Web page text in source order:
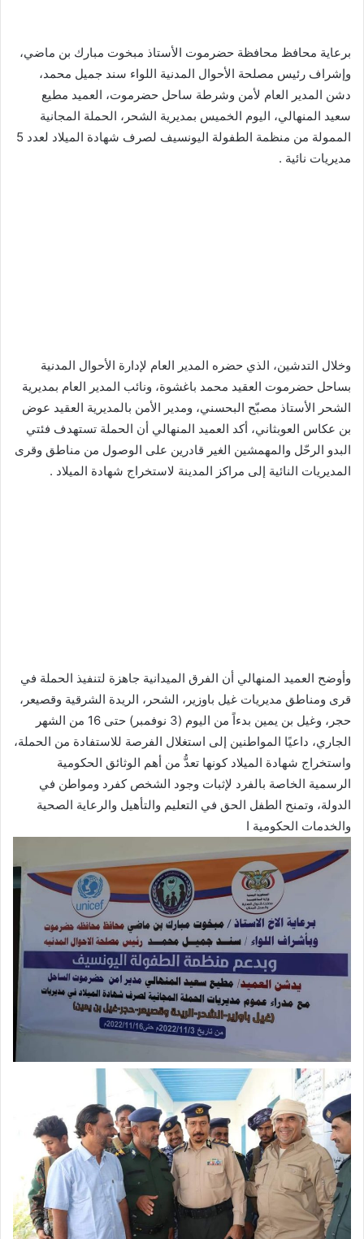
برعاية محافظ محافظة حضرموت الأستاذ مبخوت مبارك بن ماضي،
وإشراف رئيس مصلحة الأحوال المدنية اللواء سند جميل محمد،
دشن المدير العام لأمن وشرطة ساحل حضرموت، العميد مطيع
سعيد المنهالي، اليوم الخميس بمديرية الشحر، الحملة المجانية
الممولة من منظمة الطفولة اليونسيف لصرف شهادة الميلاد لعدد 5
مديريات نائية .
وخلال التدشين، الذي حضره المدير العام لإدارة الأحوال المدنية
بساحل حضرموت العقيد محمد باغشوة، ونائب المدير العام بمديرية
الشحر الأستاذ مصبّح البحسني، ومدير الأمن بالمديرية العقيد عوض
بن عكاس العوبثاني، أكد العميد المنهالي أن الحملة تستهدف فئتي
البدو الرحّل والمهمشين الغير قادرين على الوصول من مناطق وقرى
المديريات النائية إلى مراكز المدينة لاستخراج شهادة الميلاد .
وأوضح العميد المنهالي أن الفرق الميدانية جاهزة لتنفيذ الحملة في
قرى ومناطق مديريات غيل باوزير، الشحر، الريدة الشرقية وقصيعر،
حجر، وغيل بن يمين بدءاً من اليوم (3 نوفمبر) حتى 16 من الشهر
الجاري، داعيًا المواطنين إلى استغلال الفرصة للاستفادة من الحملة،
واستخراج شهادة الميلاد كونها تعدُّ من أهم الوثائق الحكومية
الرسمية الخاصة بالفرد لإثبات وجود الشخص كفرد ومواطن في
الدولة، وتمنح الطفل الحق في التعليم والتأهيل والرعاية الصحية
والخدمات الحكومية ا